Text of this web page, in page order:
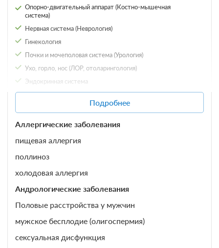
Эконом 1 местный корпус 3
ул.Водоисточная
Подробнее
В стоимость входит:
Трехразовое питание (диетическое)
Трехразовое питание
Требуется предоплата
Опорно-двигательный аппарат (Костно-мышечная
система)
Нервная система (Неврология)
Гинекология
Почки и мочеполовая система (Урология)
Ухо, горло, нос (ЛОР, отоларингология)
Эндокринная система
Органы зрения
Аллергические заболевания
Заболевания кожи (Дерматология)
Подробнее
Аллергические заболевания
пищевая аллергия
поллиноз
холодовая аллергия
Андрологические заболевания
Половые расстройства у мужчин
мужское бесплодие (олигоспермия)
сексуальная дисфункция